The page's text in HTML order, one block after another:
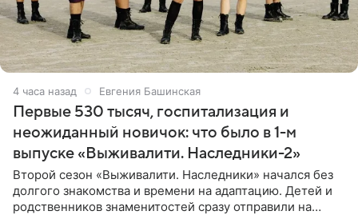
4 часа назад Евгения Башинская
Первые 530 тысяч, госпитализация и
неожиданный новичок: что было в 1-м
выпуске «Выживалити. Наследники-2»
Второй сезон «Выживалити. Наследники» начался без
долгого знакомства и времени на адаптацию. Детей и
родственников знаменитостей сразу отправили на